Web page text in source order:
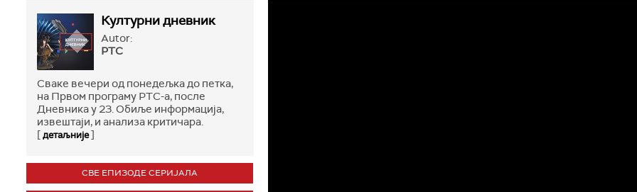
Културни дневник
Autor:
РТС
Сваке вечери од понедељка до петка,
на Првом програму РТС-а, после
Дневника у 23. Обиље информација,
извештаји, и анализа критичара.
[детаљније]
СВЕ ЕПИЗОДЕ СЕРИЈАЛА